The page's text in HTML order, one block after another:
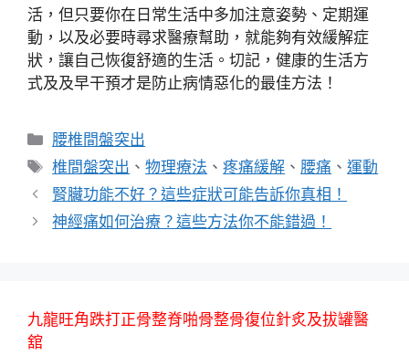
活，但只要你在日常生活中多加注意姿勢、定期運
動，以及必要時尋求醫療幫助，就能夠有效緩解症
狀，讓自己恢復舒適的生活。切記，健康的生活方
式及及早干預才是防止病情惡化的最佳方法！
分
類
腰椎間盤突出
標
籤
椎間盤突出 、物理療法 、疼痛緩解 、 腰痛 、運動
腎臟功能不好？這些症狀可能告訴你真相！
神經痛如何治療？這些方法你不能錯過！
九龍旺角跌打正骨整脊啪骨整骨復位針炙及拔罐醫
舘